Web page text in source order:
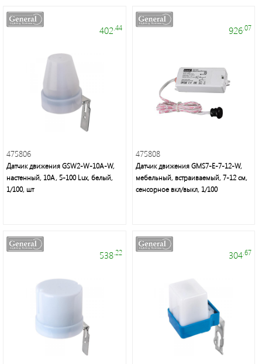
Фонари
светодиодные
Светильники
лента/
неон
402 .44
475806
Датчик движения GSW2-W-10A-W,
настенный, 10А, 5-100 Lux, белый,
1/100, шт
926 .07
475808
Датчик движения GMS7-E-7-12-W,
мебельный, встраиваемый, 7-12 см,
сенсорное вкл/выкл, 1/100
538 .22 304 .67